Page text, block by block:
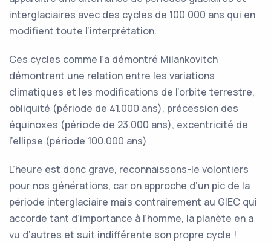
interglaciaires avec des cycles de 100 000 ans qui en
modifient toute l’interprétation.
Ces cycles comme l’a démontré Milankovitch
démontrent une relation entre les variations
climatiques et les modifications de l’orbite terrestre,
obliquité (période de 41.000 ans), précession des
équinoxes (période de 23.000 ans), excentricité de
l’ellipse (période 100.000 ans)
L’heure est donc grave, reconnaissons-le volontiers
pour nos générations, car on approche d’un pic de la
période interglaciaire mais contrairement au GIEC qui
accorde tant d’importance à l’homme, la planète en a
vu d’autres et suit indifférente son propre cycle !